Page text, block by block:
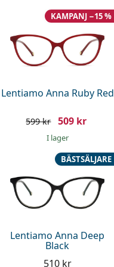
Lentiamo Anna Ruby Red
KAMPANJ −15 %
599 kr 509 kr
I lager
Lentiamo Anna Deep
Black
BÄSTSÄLJARE
510 kr